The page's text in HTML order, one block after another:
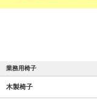
業務用椅子
木製椅子